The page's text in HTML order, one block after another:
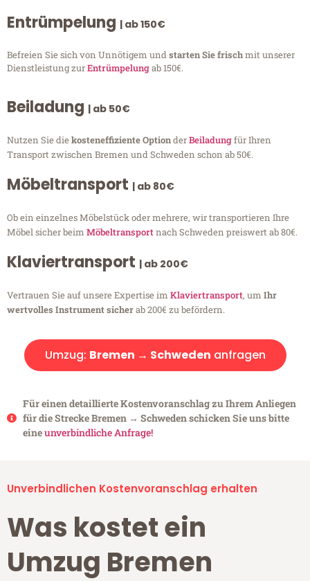
Entrümpelung | ab 150€
Befreien Sie sich von Unnötigem undstarten Sie frischmit unserer
Dienstleistung zurEntrümpelungab 150€.
Beiladung | ab 50€
Nutzen Sie diekosteneffiziente OptionderBeiladungfür Ihren
Transport zwischen Bremen und Schweden schon ab 50€.
Möbeltransport | ab 80€
Ob ein einzelnes Möbelstück oder mehrere, wir transportieren Ihre
Möbel sicher beim Möbeltransportnach Schweden preiswert ab 80€.
Klaviertransport | ab 200€
Vertrauen Sie auf unsere Expertise im Klaviertransport, um Ihr
wertvolles Instrument sicherab 200€ zu befördern.
Umzug: Bremen → Schweden anfragen
Für einen detaillierte Kostenvoranschlag zu Ihrem Anliegen
für die Strecke Bremen → Schweden schicken Sie uns bitte
eineunverbindliche Anfrage!
Unverbindlichen Kostenvoranschlag erhalten
Was kostet ein
Umzug Bremen